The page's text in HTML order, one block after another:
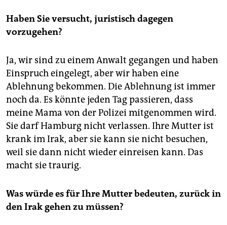
Haben Sie versucht, juristisch dagegen
vorzugehen?
Ja, wir sind zu einem Anwalt gegangen und haben
Einspruch eingelegt, aber wir haben eine
Ablehnung bekommen. Die Ablehnung ist immer
noch da. Es könnte jeden Tag passieren, dass
meine Mama von der Polizei mitgenommen wird.
Sie darf Hamburg nicht verlassen. Ihre Mutter ist
krank im Irak, aber sie kann sie nicht besuchen,
weil sie dann nicht wieder einreisen kann. Das
macht sie traurig.
Was würde es für Ihre Mutter bedeuten, zurück in
den Irak gehen zu müssen?